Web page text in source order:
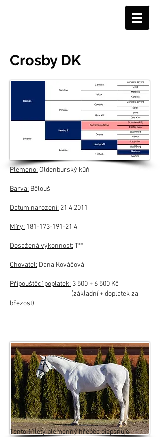
Crosby DK
Plemeno: Oldenburský kůň
Barva: Bělouš
Datum narození: 21.4.2011
Míry: 181-173-191-21,4
Dosažená výkonnost: T**
Chovatel: Dana Kováčová
Připouštěcí poplatek: 3 500 + 6 500 Kč
(základní + doplatek za
březost)
Tento 11letý plemenný hřebec disponuje